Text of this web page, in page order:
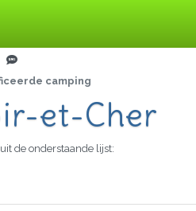
camping
et-Cher
de onderstaande lijst: